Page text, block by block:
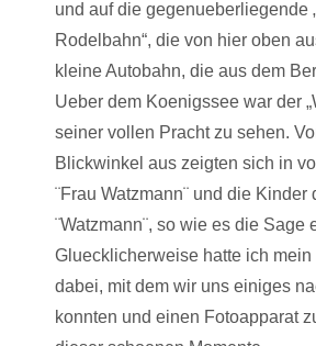
und auf die gegenueberliegende
Rodelbahn“, die von hier oben
kleine Autobahn, die aus dem
Ueber dem Koenigssee war der
seiner vollen Pracht zu sehen.
Blickwinkel aus zeigten sich in
¨Frau Watzmann¨ und die Kinder
¨Watzmann¨, so wie es die Sage
Gluecklicherweise hatte ich
dabei, mit dem wir uns einiges
konnten und einen Fotoapparat